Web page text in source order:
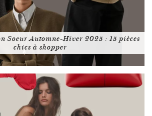
Soeur Automne-Hiver 2025 : 15 pièces
chics à shopper